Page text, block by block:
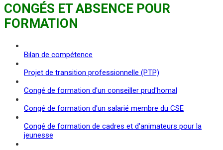
CONGÉS ET ABSENCE POUR
FORMATION
Bilan de compétence
Projet de transition professionnelle (PTP)
Congé de formation d'un conseiller prud'homal
Congé de formation d'un salarié membre du CSE
Congé de formation de cadres et d'animateurs pour la
jeunesse